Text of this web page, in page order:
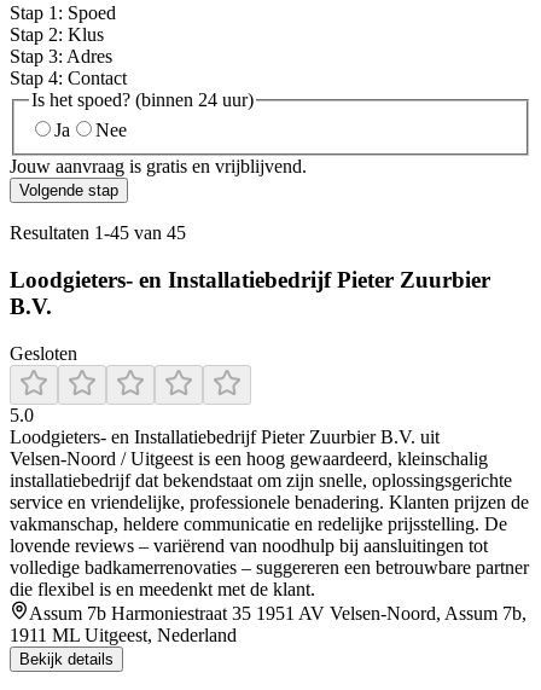
Stap 1 : Spoed
Stap 2: Klus
Stap 3: Adres
Stap 4: Contact
Is het spoed? (binnen 24 uur)
Ja
Nee
Jouw aanvraag is gratis en vrijblijvend.
Volgende stap
Resultaten 1-45 van 45
Loodgieters- en Installatiebedrijf Pieter Zuurbier
B.V.
Gesloten
5.0
Loodgieters‑ en Installatiebedrijf Pieter Zuurbier B.V. uit
Velsen‑Noord / Uitgeest is een hoog gewaardeerd, kleinschalig
installatiebedrijf dat bekendstaat om zijn snelle, oplossingsgerichte
service en vriendelijke, professionele benadering. Klanten prijzen de
vakmanschap, heldere communicatie en redelijke prijsstelling. De
lovende reviews – variërend van noodhulp bij aansluitingen tot
volledige badkamerrenovaties – suggereren een betrouwbare partner
die flexibel is en meedenkt met de klant.
Assum 7b Harmoniestraat 35 1951 AV Velsen-Noord, Assum 7b,
1911 ML Uitgeest, Nederland
Bekijk details